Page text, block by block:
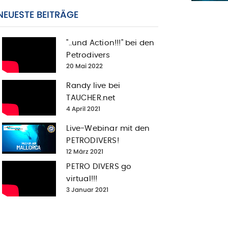
BEITRÄGE
"..und Action!!!" bei den
Petrodivers
20 Mai 2022
Randy live bei
TAUCHER.net
4 April 2021
Live-Webinar mit den
PETRODIVERS!
12 März 2021
PETRO DIVERS go
virtual!!!
3 Januar 2021